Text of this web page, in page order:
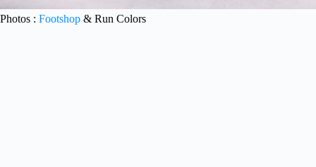
Photos : Footshop & Run Colors